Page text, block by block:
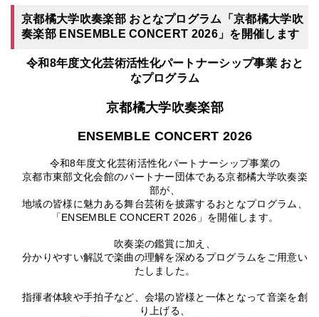
京都橘大学吹奏楽部 おとなプログラム「京都橘大学吹
奏楽部 ENSEMBLE CONCERT 2026」を開催します
令和8年度文化芸術活性化パートナーシップ事業 おと
なプログラム
京都橘大学吹奏楽部
ENSEMBLE CONCERT 2026
令和8年度文化芸術活性化パートナーシップ事業の
京都市東部文化会館のパートナー団体である京都橘大学吹奏楽
部が、
地域の皆様に魅力ある舞台芸術を披露するおとなプログラム、
「ENSEMBLE CONCERT 2026」を開催します。
吹奏楽の鑑賞に加え、
分かりやすい解説で楽曲の理解を深めるプログラムをご用意い
たしました。
指揮者体験や手拍子など、会場の皆様と一体となって音楽を創
り上げる、